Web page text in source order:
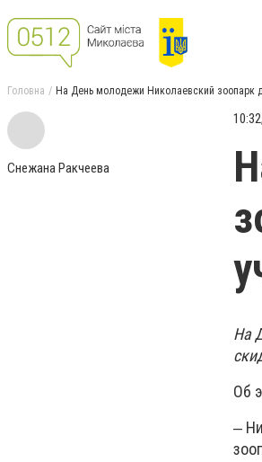
Головна На День молодежи Николаевский зоопарк
Снежана Ракчеева
На
Об
‒